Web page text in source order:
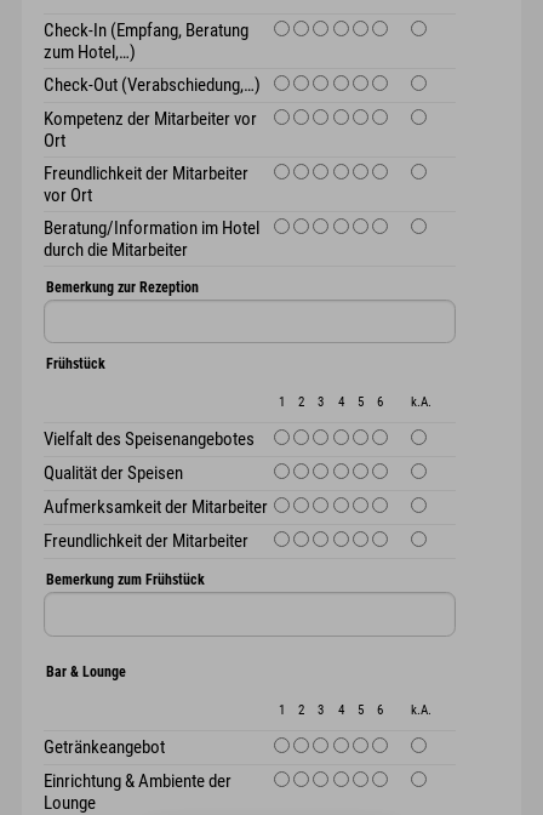
Check-In (Empfang, Beratung
zum Hotel,…)
Check-Out (Verabschiedung,…)
Kompetenz der Mitarbeiter vor
Ort
Freundlichkeit der Mitarbeiter
vor Ort
Beratung/Information im Hotel
durch die Mitarbeiter
Bemerkung zur Rezeption
Frühstück
1 2 3 4 5 6 k.A.
Vielfalt des Speisenangebotes
Qualität der Speisen
Aufmerksamkeit der Mitarbeiter
Freundlichkeit der Mitarbeiter
Bemerkung zum Frühstück
Bar & Lounge
1 2 3 4 5 6 k.A.
Getränkeangebot
Einrichtung & Ambiente der
Lounge